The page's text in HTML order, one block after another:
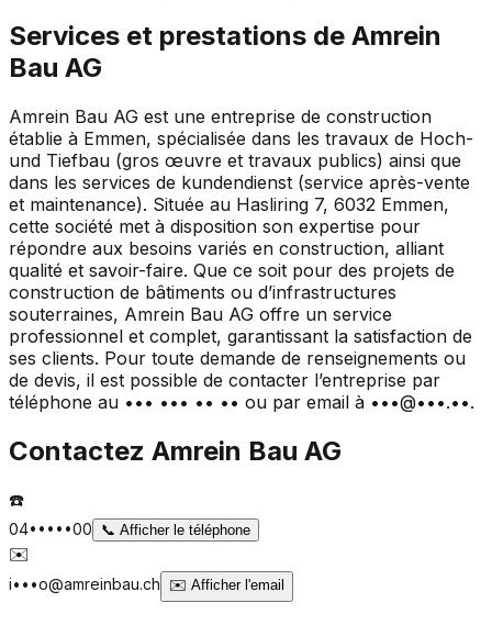
Services et prestations de Amrein
Bau AG
Amrein Bau AG est une entreprise de construction
établie à Emmen, spécialisée dans les travaux de Hoch-
und Tiefbau (gros œuvre et travaux publics) ainsi que
dans les services de kundendienst (service après-vente
et maintenance). Située au Hasliring 7, 6032 Emmen,
cette société met à disposition son expertise pour
répondre aux besoins variés en construction, alliant
qualité et savoir-faire. Que ce soit pour des projets de
construction de bâtiments ou d’infrastructures
souterraines, Amrein Bau AG offre un service
professionnel et complet, garantissant la satisfaction de
ses clients. Pour toute demande de renseignements ou
de devis, il est possible de contacter l’entreprise par
téléphone au ••• ••• •• •• ou par email à •••@•••.••.
Contactez Amrein Bau AG
☎️
04•••••00 📞 Afficher le téléphone
✉️
i•••o@amreinbau.ch ✉️ Afficher l'email